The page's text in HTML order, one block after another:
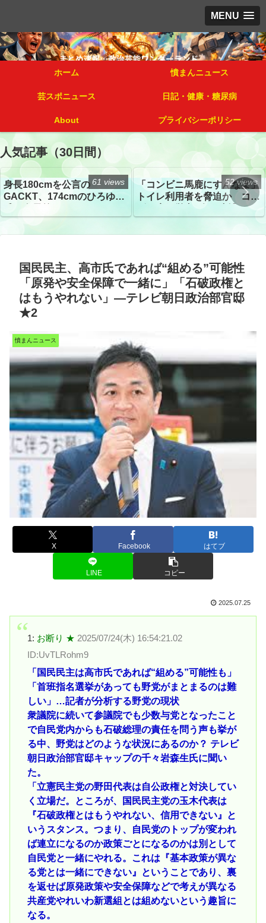
MENU
ホーム 憤まんニュース
芸スポニュース 日記・健康・糖尿病
About プライバシーポリシー
人気記事（30日間）
身長180cmを公言の
GACKT、174cmのひろゆき
トざわつき イベントでの写
真が話題
61 views
「コンビニ馬鹿にすんなよ」
トイレ利用者を脅迫か コン
52 views
国民民主、高市氏であれば“組める”可能性
「原発や安全保障で一緒に」「石破政権と
はもうやれない」―テレビ朝日政治部官邸
★2
憤まんニュース
X Facebook はてブ
LINE コピー
2025.07.25
1: お断り ★ 2025/07/24(木) 16:54:21.02
ID:UvTLRohm9
「国民民主は高市氏であれば“組める”可能性も」
「首班指名選挙があっても野党がまとまるのは難
しい」…記者が分析する野党の現状
衆議院に続いて参議院でも少数与党となったこと
で自民党内からも石破総理の責任を問う声も挙が
る中、野党はどのような状況にあるのか？ テレビ
朝日政治部官邸キャップの千々岩森生氏に聞い
た。
「立憲民主党の野田代表は自公政権と対決してい
く立場だ。ところが、国民民主党の玉木代表は
『石破政権とはもうやれない、信用できない』と
いうスタンス。つまり、自民党のトップが変われ
ば連立になるのか政策ごとになるのかは別として
自民党と一緒にやれる。これは『基本政策が異な
る党とは一緒にできない』ということであり、裏
を返せば原発政策や安全保障などで考えが異なる
共産党やれいわ新選組とは組めないという趣旨に
なる。